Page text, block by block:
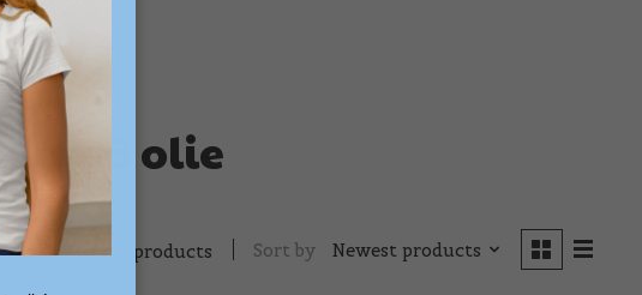
3 olie
2 products Sort by Newest products